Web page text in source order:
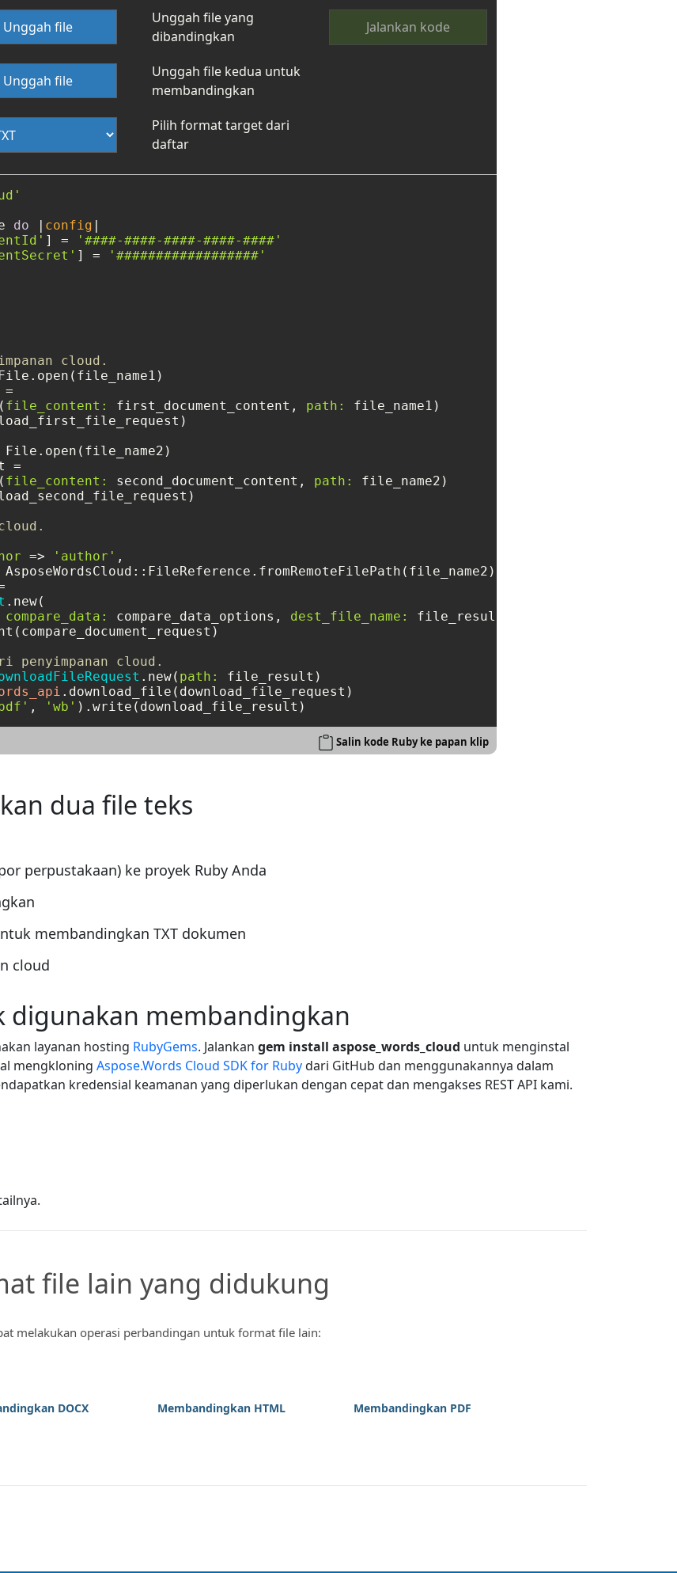
Unggah file
Unggah file yang
dibandingkan
Jalankan kode
Unggah file
Unggah file kedua untuk
membandingkan
Pilih format target dari
daftar
do config
] =
'####-####-####-####-####'
] =
'##################'
cloud.
file_content: first_document_content, path:
File.open(file_name2)
=
file_content: second_document_content, path:
=> 'author' ,
AsposeWordsCloud::FileReference.fromRemoteFilePath(file_name2)})
.new(
compare_data: compare_data_options, dest_file_name:
penyimpanan cloud.
.new( path:
file_result)
.download_file(download_file_request)
, 'wb'
Salin kode Ruby ke papan klip
dua file teks
perpustakaan) ke proyek Ruby Anda
membandingkan TXT dokumen
cloud
digunakan membandingkan
layanan hosting RubyGems. Jalankan gem install aspose_words_cloud untuk menginstal
mengkloning Aspose.Words Cloud SDK for Rubydari GitHub dan menggunakannya dalam
kredensial keamanan yang diperlukan dengan cepat dan mengakses REST API kami.
file lain yang didukung
melakukan operasi perbandingan untuk format file lain:
DOCX Membandingkan HTML
Membandingkan PDF